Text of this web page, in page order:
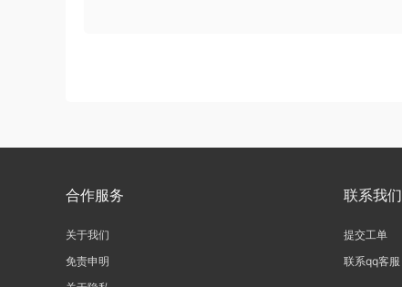
合作服务
关于我们
免责申明
联系我们
提交工单
联系qq客服